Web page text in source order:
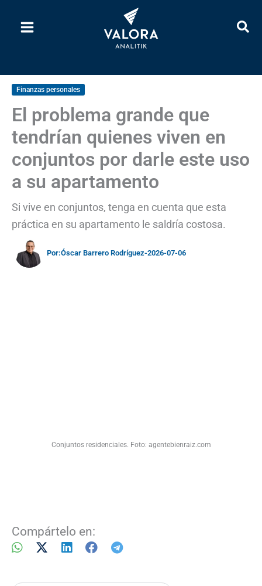
Finanzas personales
El problema grande que
tendrían quienes viven en
conjuntos por darle este uso
a su apartamento
Si vive en conjuntos, tenga en cuenta que esta
práctica en su apartamento le saldría costosa.
Por:Óscar Barrero Rodríguez-2026-07-06
Conjuntos residenciales. Foto: agentebienraiz.com
Compártelo en: